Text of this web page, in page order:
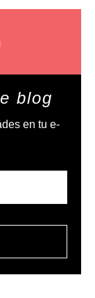
blog
en tu e-